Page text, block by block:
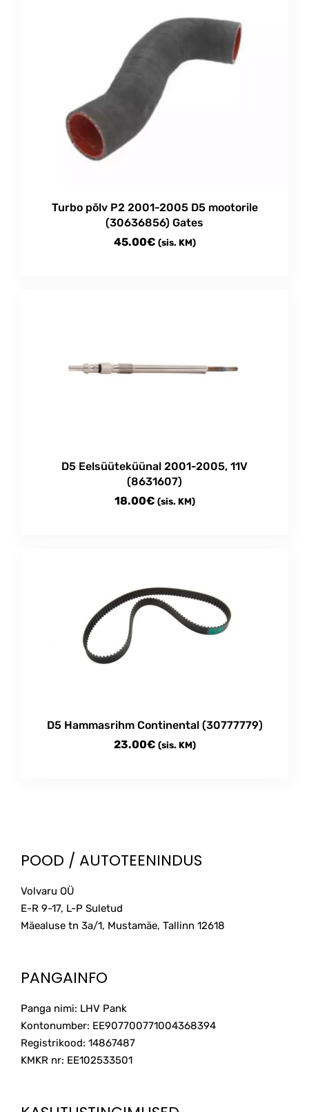
Turbo põlv P2 2001-2005 D5 mootorile
(30636856) Gates
45.00€ (sis. KM)
D5 Eelsüüteküünal 2001-2005, 11V
(8631607)
18.00€ (sis. KM)
D5 Hammasrihm Continental (30777779)
23.00€ (sis. KM)
POOD / AUTOTEENINDUS
Volvaru OÜ
E-R 9-17, L-P Suletud
Mäealuse tn 3a/1, Mustamäe, Tallinn 12618
PANGAINFO
Panga nimi: LHV Pank
Kontonumber: EE907700771004368394
Registrikood: 14867487
KMKR nr: EE102533501